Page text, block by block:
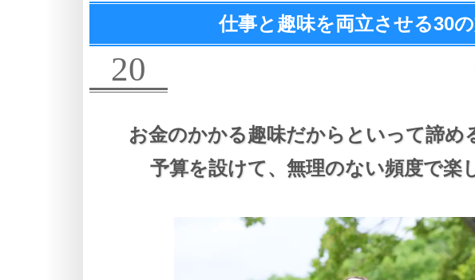
仕事と趣味を両立させる30
20
お金のかかる趣味だからといって諦め
予算を設けて、 無理のない頻度で楽